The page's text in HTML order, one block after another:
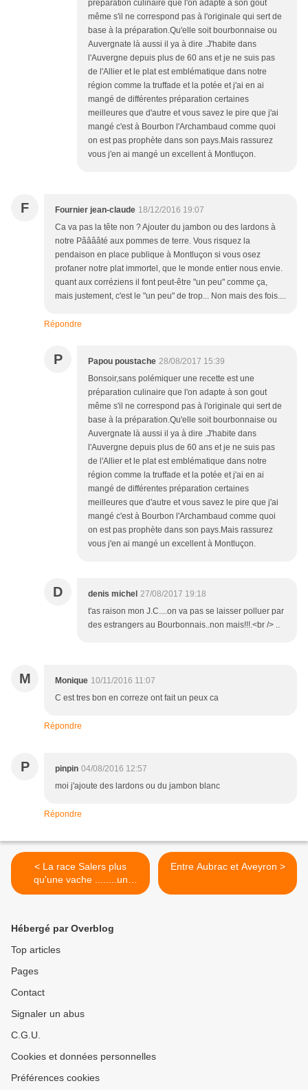
préparation culinaire que l'on adapte à son gout
même s'il ne correspond pas à l'originale qui sert de
base à la préparation.Qu'elle soit bourbonnaise ou
Auvergnate là aussi il ya à dire .J'habite dans
l'Auvergne depuis plus de 60 ans et je ne suis pas
de l'Allier et le plat est emblématique dans notre
région comme la truffade et la potée et j'ai en ai
mangé de différentes préparation certaines
meilleures que d'autre et vous savez le pire que j'ai
mangé c'est à Bourbon l'Archambaud comme quoi
on est pas prophète dans son pays.Mais rassurez
vous j'en ai mangé un excellent à Montluçon.
F Fournier jean-claude 18/12/2016 19:07
Ca va pas la tête non ? Ajouter du jambon ou des lardons à
notre Pââââté aux pommes de terre. Vous risquez la
pendaison en place publique à Montluçon si vous osez
profaner notre plat immortel, que le monde entier nous envie.
quant aux corréziens il font peut-être "un peu" comme ça,
mais justement, c'est le "un peu" de trop... Non mais des fois....
Répondre
P Papou poustache 28/08/2017 15:39
Bonsoir,sans polémiquer une recette est une
préparation culinaire que l'on adapte à son gout
même s'il ne correspond pas à l'originale qui sert de
base à la préparation.Qu'elle soit bourbonnaise ou
Auvergnate là aussi il ya à dire .J'habite dans
l'Auvergne depuis plus de 60 ans et je ne suis pas
de l'Allier et le plat est emblématique dans notre
région comme la truffade et la potée et j'ai en ai
mangé de différentes préparation certaines
meilleures que d'autre et vous savez le pire que j'ai
mangé c'est à Bourbon l'Archambaud comme quoi
on est pas prophète dans son pays.Mais rassurez
vous j'en ai mangé un excellent à Montluçon.
D denis michel 27/08/2017 19:18
t'as raison mon J.C....on va pas se laisser polluer par
des estrangers au Bourbonnais..non mais!!!.<br /> ..
M Monique 10/11/2016 11:07
C est tres bon en correze ont fait un peux ca
Répondre
P pinpin 04/08/2016 12:57
moi j'ajoute des lardons ou du jambon blanc
Répondre
< La race Salers plus
qu'une vache ........un
symbole
Entre Aubrac et Aveyron >
Hébergé par Overblog
Top articles
Pages
Contact
Signaler un abus
C.G.U.
Cookies et données personnelles
Préférences cookies